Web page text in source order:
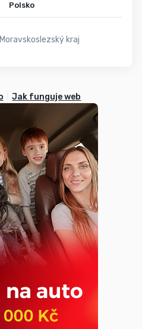
Polsko
Moravskoslezský kraj
Jak funguje web